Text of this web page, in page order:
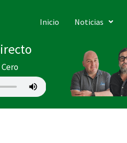
Inicio Noticias